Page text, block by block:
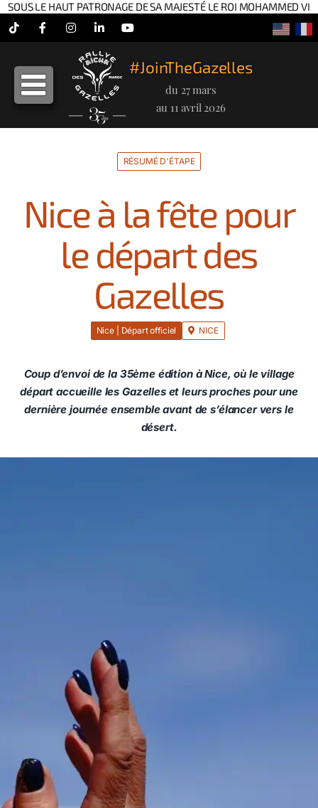
SOUS LE HAUT PATRONAGE DE SA MAJESTÉ LE ROI MOHAMMED VI
TiktokFacebookInstagramLinkedInYouTube
#JoinTheGazelles
du 27 mars
au 11 avril 2026
RÉSUMÉ D'ÉTAPE
Nice à la fête pour
le départ des
Gazelles
Nice | Départ officiel NICE
Coup d’envoi de la 35ème édition à Nice, où le village
départ accueille les Gazelles et leurs proches pour une
dernière journée ensemble avant de s’élancer vers le
désert.